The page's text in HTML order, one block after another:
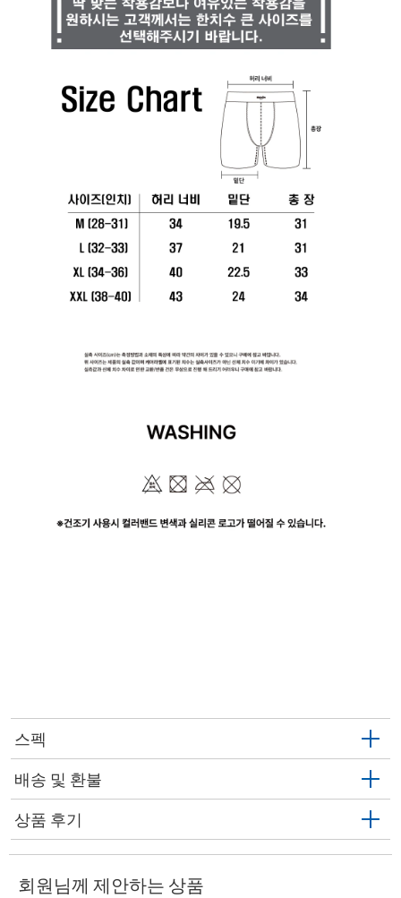
스펙
배송 및 환불
상품 후기
회원님께 제안하는 상품